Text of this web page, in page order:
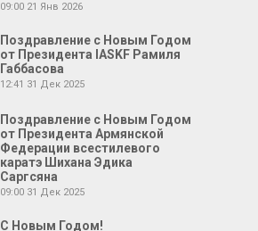
09:00 21 Янв 2026
Поздравление с Новым Годом
от Президента IASKF Рамиля
Габбасова
12:41 31 Дек 2025
Поздравление с Новым Годом
от Президента Армянской
Федерации всестилевого
каратэ Шихана Эдика
Саргсяна
09:00 31 Дек 2025
С Новым Годом!